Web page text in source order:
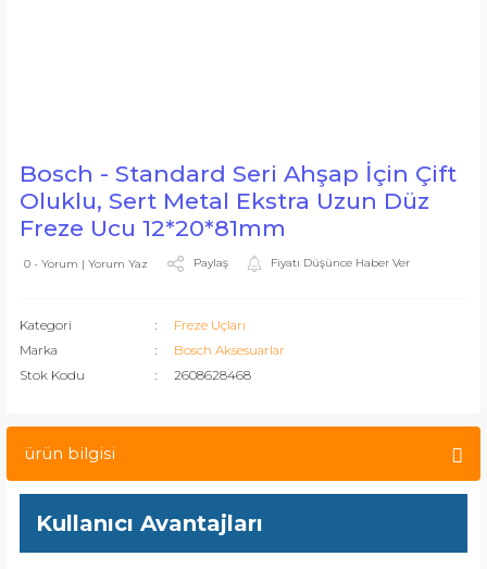
Bosch - Standard Seri Ahşap İçin Çift
Oluklu, Sert Metal Ekstra Uzun Düz
Freze Ucu 12*20*81mm
0 - Yorum | Yorum Yaz Paylaş Fiyatı Düşünce Haber Ver
Kategori
Freze Uçları
Marka
Bosch Aksesuarlar
Stok Kodu
2608628468
ürün bilgisi
Kullanıcı Avantajları